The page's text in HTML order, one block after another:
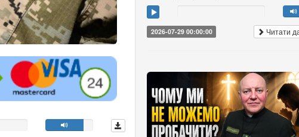
2026-07-29 00:00:00 Читати